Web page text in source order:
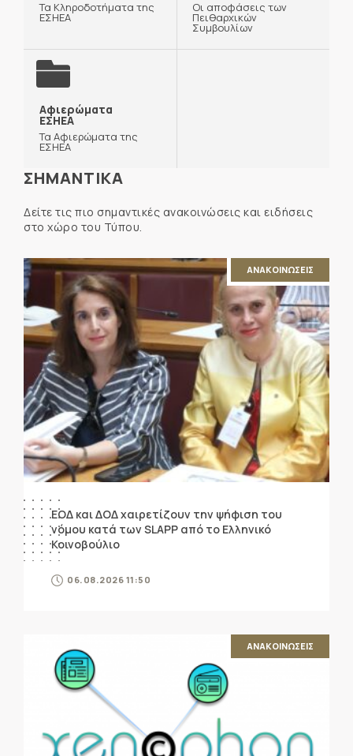
Τα Κληροδοτήματα της
ΕΣΗΕΑ
Οι αποφάσεις των
Πειθαρχικών
Συμβουλίων
Αφιερώματα
ΕΣΗΕΑ
Τα Αφιερώματα της
ΕΣΗΕΑ
ΣΗΜΑΝΤΙΚΑ
Δείτε τις πιο σημαντικές ανακοινώσεις και ειδήσεις
στο χώρο του Τύπου.
ΑΝΑΚΟΙΝΩΣΕΙΣ
ΕΟΔ και ΔΟΔ χαιρετίζουν την ψήφιση του
νόμου κατά των SLAPP από το Ελληνικό
Κοινοβούλιο
06.08.2026 11:50
ΑΝΑΚΟΙΝΩΣΕΙΣ